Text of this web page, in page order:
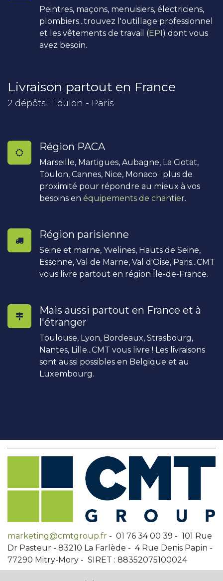
Peintres, maçons, menuisiers, électriciens,
plombiers...trouvez l'outillage professionnel
et les vêtements de travail (EPI) dont vous
avez besoin.
Livraison partout en France
2 dépôts : Toulon - Paris
Région PACA
Marseille, Martigues, Aubagne, La Ciotat,
Toulon, Cannes, Nice, Monaco : plus de
proximité pour répondre au mieux à vos
besoins en équipements de chantier.
Région parisienne
Seine et marne, Yvelines, Hauts de Seine,
Essonne, Val de Marne, Val d'Oise, Paris...CMT
vous livre partout en région Île-de-France.
Mais aussi partout en France et à
l'étranger
Toulouse, Lyon, Bordeaux, Strasbourg,
Nantes, Lille...CMT vous livre ! Les livraisons
sont aussi possibles en Belgique et au
Luxembourg.
marketing@cmtgroup.fr - 01 76 34 00 39 - 101 Rue
Dr Pasteur - 83210 La Farlède - 4 Rue Denis Papin -
77290 Mitry-Mory - SIRET : 88352075100024